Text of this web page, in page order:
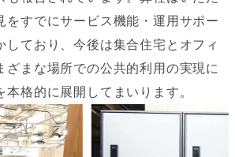
をすでにサービス機能・運用サポー
しており、今後は集合住宅とオフィ
ざまな場所での公共的利用の実現に
格的に展開してまいります。